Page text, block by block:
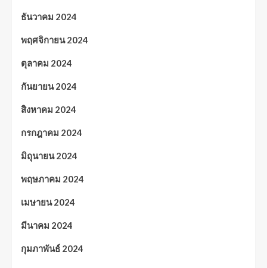
ธันวาคม 2024
พฤศจิกายน 2024
ตุลาคม 2024
กันยายน 2024
สิงหาคม 2024
กรกฎาคม 2024
มิถุนายน 2024
พฤษภาคม 2024
เมษายน 2024
มีนาคม 2024
กุมภาพันธ์ 2024